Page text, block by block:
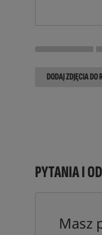
DODAJ ZDJĘCIA DO
PYTANIA I
Masz